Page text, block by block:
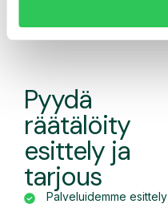
Pyydä
räätälöity
esittely ja
tarjous
Palveluidemme esittely